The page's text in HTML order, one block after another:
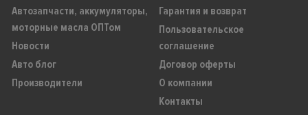
Автозапчасти, аккумуляторы,
моторные масла ОПТом
Новости
Авто блог
Производители
Гарантия и возврат
Пользовательское
соглашение
Договор оферты
О компании
Контакты